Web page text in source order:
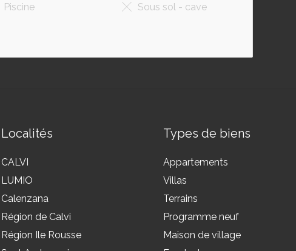
Piscine
Sous sol - cave
Localités
CALVI
LUMIO
Calenzana
Région de Calvi
Région Ile Rousse
Types de biens
Appartements
Villas
Terrains
Programme neuf
Maison de village